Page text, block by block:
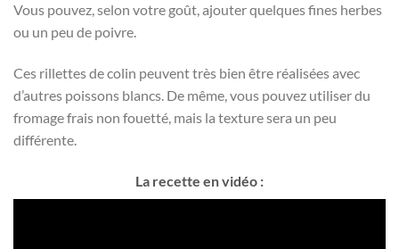
Vous pouvez, selon votre goût, ajouter quelques fines herbes
ou un peu de poivre.
Ces rillettes de colin peuvent très bien être réalisées avec
d’autres poissons blancs. De même, vous pouvez utiliser du
fromage frais non fouetté, mais la texture sera un peu
différente.
La recette en vidéo :